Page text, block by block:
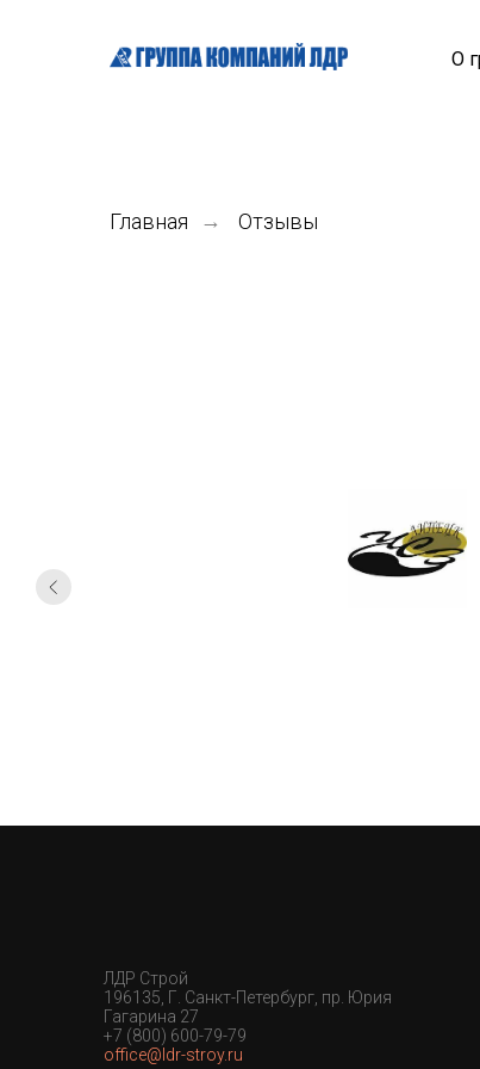
О
Главная → Отзывы
ЛДР Строй
196135, Г. Санкт-Петербург, пр. Юрия
Гагарина 27
+7 (800) 600-79-79
office@ldr-stroy.ru